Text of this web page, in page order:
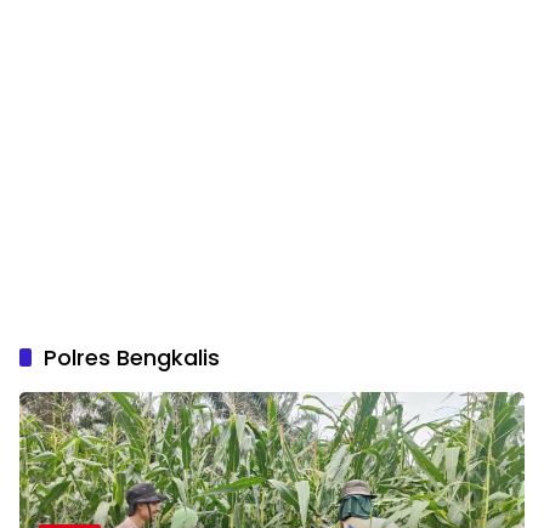
Polres Bengkalis